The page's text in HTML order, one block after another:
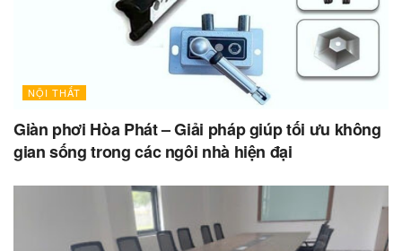
NỘI THẤT
Giàn phơi Hòa Phát – Giải pháp giúp tối ưu không
gian sống trong các ngôi nhà hiện đại